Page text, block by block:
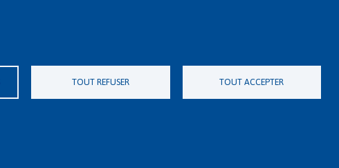
TOUT REFUSER TOUT ACCEPTER